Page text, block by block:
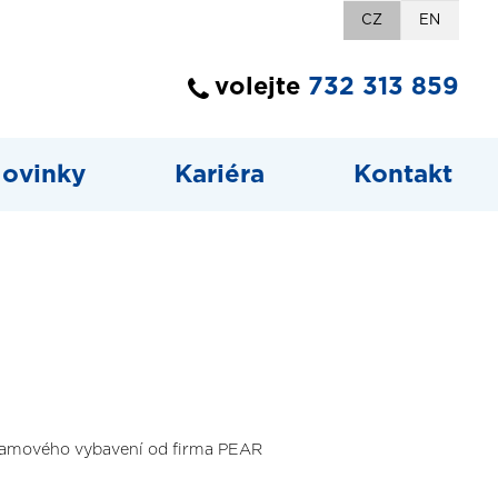
CZ EN
volejte 732 313 859
Kariéra Kontakt
vybavení od firma PEAR